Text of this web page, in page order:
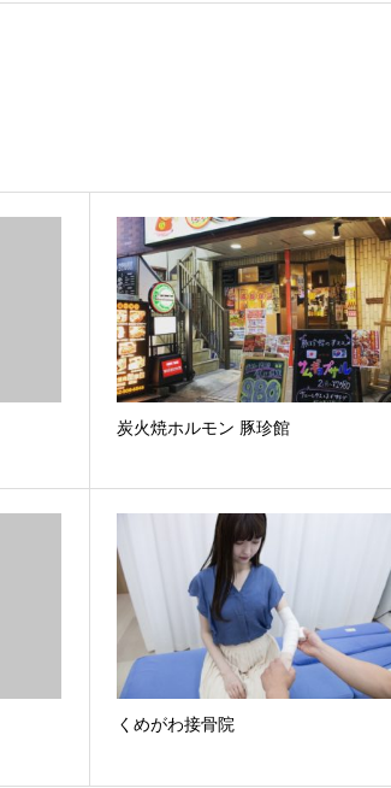
炭火焼ホルモン 豚珍館
くめがわ接骨院